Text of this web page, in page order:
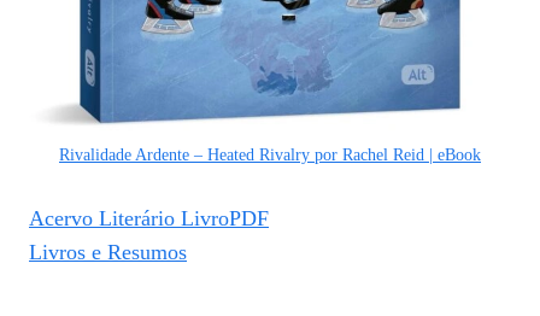
Rivalidade Ardente – Heated Rivalry por Rachel Reid | eBook
Acervo Literário LivroPDF
Livros e Resumos